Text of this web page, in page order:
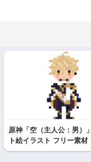
原神「空（主人公：男）
ト絵イラスト フリー素材